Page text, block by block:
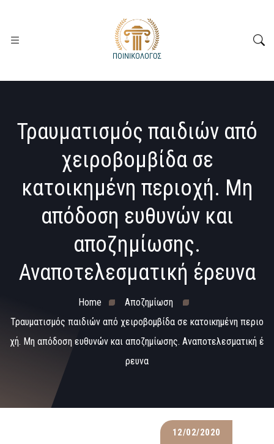
Τραυματισμός παιδιών από
χειροβομβίδα σε
κατοικημένη περιοχή. Μη
απόδοση ευθυνών και
αποζημίωσης.
Αναποτελεσματική έρευνα
Home
Αποζημίωση
Τραυματισμός παιδιών από χειροβομβίδα σε κατοικημένη περιο
χή. Μη απόδοση ευθυνών και αποζημίωσης. Αναποτελεσματική έ
ρευνα
12/02/2020